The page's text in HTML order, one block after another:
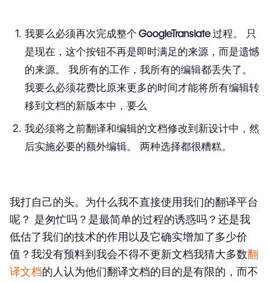
我要么必须再次完成整个 GoogleTranslate 过程。
只
是现在，这个按钮不再是即时满足的来源，而是遗憾
的来源。 我所有的工作，我所有的编辑都丢失了。
我要么必须花费比原来更多的时间才能将所有编辑转
移到文档的新版本中，要么
我必须将之前翻译和编辑的文档修改到新设计中，然
后实施必要的额外编辑。
两种选择都很糟糕。
我打自己的头。 为什么我不直接使用我们的翻译平台
呢？ 是匆忙吗？是最简单的过程的诱惑吗？还是我
低估了我们的技术的作用以及它确实增加了多少价
值？ 我没有预料到我会不得不更新文档我猜大多数翻
译文档的人认为他们翻译文档的目的是有限的，而不